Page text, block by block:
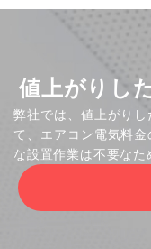
値上がりし
弊社では、値上がり
て、エアコン電気料
な設置作業は不要なた